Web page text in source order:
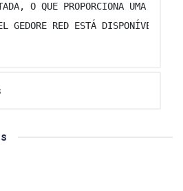
O QUE PROPORCIONA UMA
GEDORE RED ESTÁ